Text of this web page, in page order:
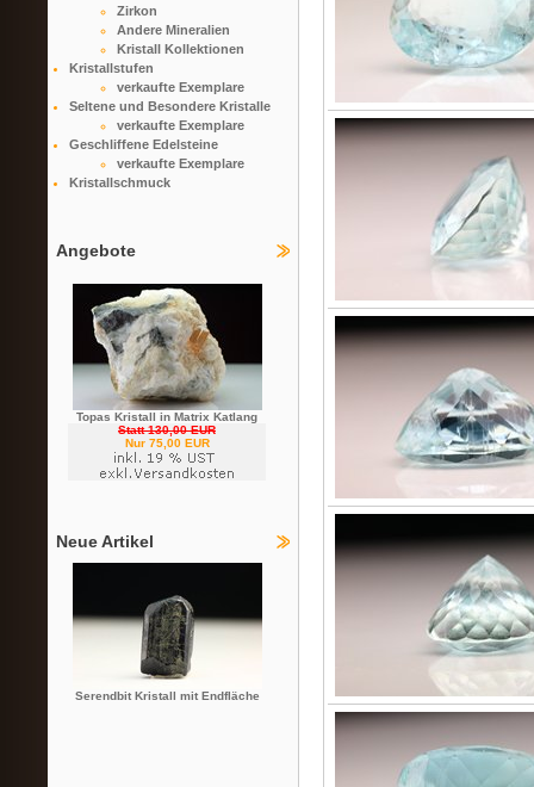
Zirkon
Andere Mineralien
Kristall Kollektionen
Kristallstufen
verkaufte Exemplare
Seltene und Besondere Kristalle
verkaufte Exemplare
Geschliffene Edelsteine
verkaufte Exemplare
Kristallschmuck
Angebote
Topas Kristall in Matrix Katlang
Statt 130,00 EUR
Nur 75,00 EUR
Neue Artikel
Serendbit Kristall mit Endfläche